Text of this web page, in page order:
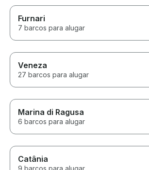
Furnari
7 barcos para alugar
Veneza
27 barcos para alugar
Marina di Ragusa
6 barcos para alugar
Catânia
9 barcos para alugar